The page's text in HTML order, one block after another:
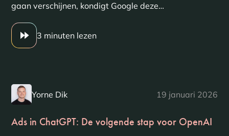
gaan verschijnen, kondigt Google deze…
3 minuten lezen
Yorne Dik 19 januari 2026
Ads in ChatGPT: De volgende stap voor OpenAI